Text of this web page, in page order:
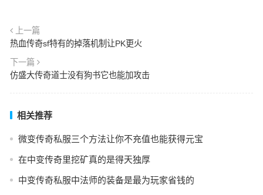
上一篇
热血传奇sf特有的掉落机制让PK更火
下一篇
仿盛大传奇道士没有狗书它也能加攻击
相关推荐
微变传奇私服三个方法让你不充值也能获得元宝
在中变传奇里挖矿真的是得天独厚
中变传奇私服中法师的装备是最为玩家省钱的